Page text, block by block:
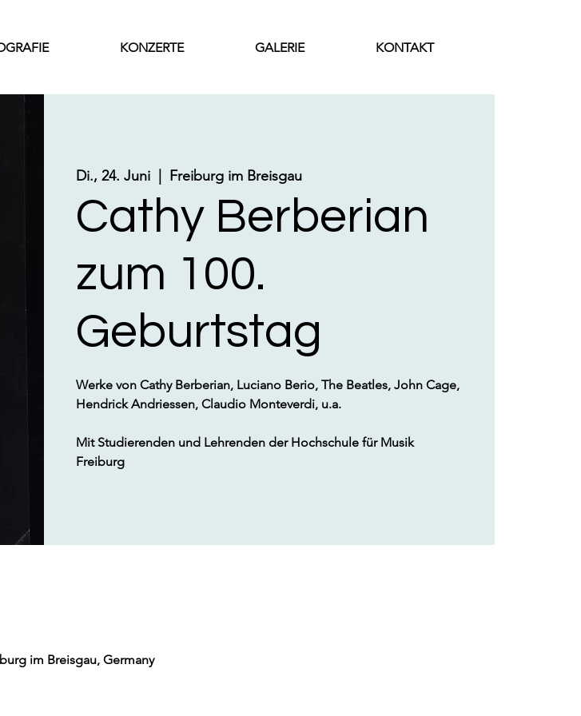
KONZERTE GALERIE KONTAKT
Di., 24. Juni Freiburg im Breisgau
Cathy Berberian
zum 100.
Geburtstag
Werke von Cathy Berberian, Luciano Berio, The Beatles, John Cage,
Hendrick Andriessen, Claudio Monteverdi, u.a.
Mit Studierenden und Lehrenden der Hochschule für Musik
Freiburg
im Breisgau, Germany